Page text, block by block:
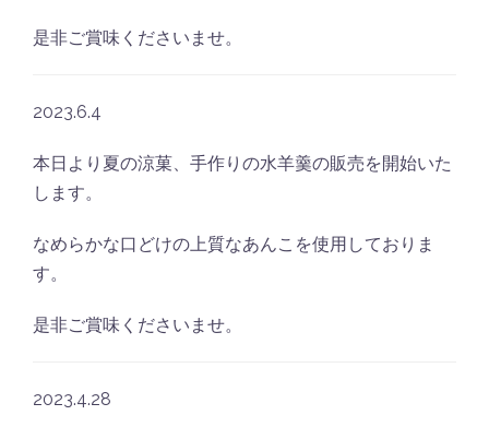
是非ご賞味くださいませ。
2023.6.4
本日より夏の涼菓、手作りの水羊羹の販売を開始いた
します。
なめらかな口どけの上質なあんこを使用しておりま
す。
是非ご賞味くださいませ。
2023.4.28